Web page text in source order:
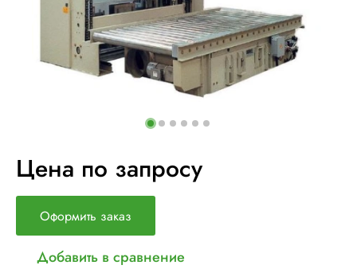
Цена по запросу
Оформить заказ
Добавить в сравнение